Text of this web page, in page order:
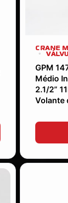
CRANE
GPM
Médio
2.1/2”
Volante